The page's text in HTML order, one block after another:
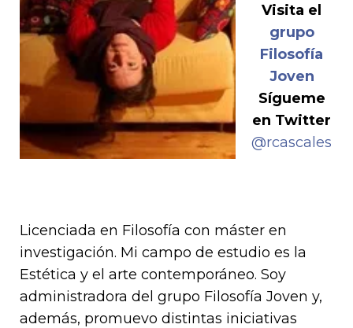
Visita el
grupo
Filosofía
Joven
Sígueme
en Twitter
@rcascales
Licenciada en Filosofía con máster en
investigación. Mi campo de estudio es la
Estética y el arte contemporáneo. Soy
administradora del grupo Filosofía Joven y,
además, promuevo distintas iniciativas